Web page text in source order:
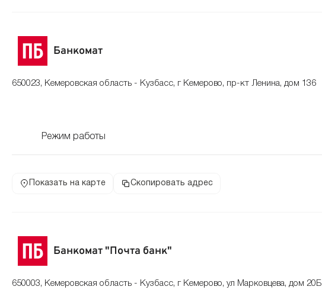
Банкомат
650023, Кемеровская область - Кузбасс, г Кемерово, пр-кт Ленина, дом 136
Режим работы
Показать на карте Скопировать адрес
Банкомат "Почта банк"
650003, Кемеровская область - Кузбасс, г Кемерово, ул Марковцева, дом 20Б